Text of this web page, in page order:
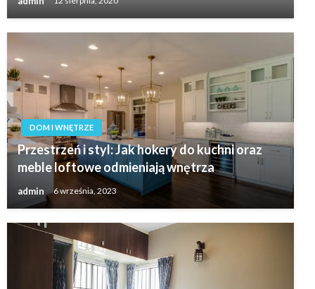
DOM I WNĘTRZE
Przestrzeń i styl: Jak hokery do kuchni oraz
meble loftowe odmieniają wnętrza
admin 6 września, 2023